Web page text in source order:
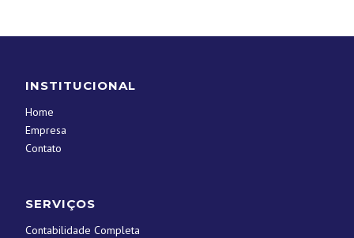
INSTITUCIONAL
Home
Empresa
Contato
SERVIÇOS
Contabilidade Completa